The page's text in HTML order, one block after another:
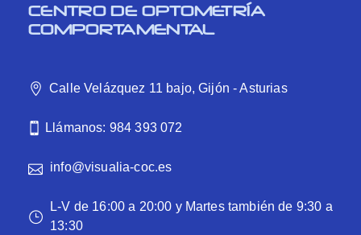
CENTRO DE OPTOMETRÍA
COMPORTAMENTAL
Calle Velázquez 11 bajo, Gijón - Asturias
Llámanos: 984 393 072
info@visualia-coc.es
L-V de 16:00 a 20:00 y Martes también de 9:30 a
13:30